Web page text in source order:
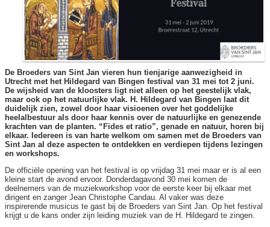
De Broeders van Sint Jan vieren hun tienjarige aanwezigheid in
Utrecht met het Hildegard van Bingen festival van 31 mei tot 2 juni.
De wijsheid van de kloosters ligt niet alleen op het geestelijk vlak,
maar ook op het natuurlijke vlak. H. Hildegard van Bingen laat dit
duidelijk zien, zowel door haar visioenen over het goddelijke
heelalbestuur als door haar kennis over de natuurlijke en genezende
krachten van de planten. “Fides et ratio”, genade en natuur, horen bij
elkaar. Iedereen is van harte welkom om samen met de Broeders van
Sint Jan al deze aspecten te ontdekken en verdiepen tijdens lezingen
en workshops.
De officiële opening van het festival is op vrijdag 31 mei maar er is al een
kleine start de avond ervoor. Donderdagavond 30 mei komen de
deelnemers van de muziekworkshop voor de eerste keer bij elkaar met
dirigent en zanger Jean Christophe Candau. Al vaker was deze
inspirerende musicus te gast bij de Broeders van Sint Jan. Op het festival
krijgt u de kans onder zijn leiding muziek van de H. Hildegard te zingen.